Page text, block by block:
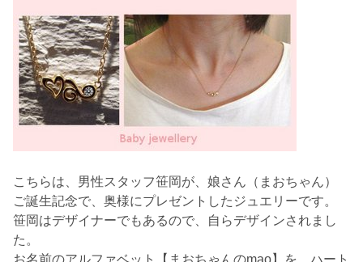
こちらは、男性スタッフ笹岡が、娘さん（まおちゃん）
ご誕生記念で、奥様にプレゼントしたジュエリーです。
笹岡はデザイナーでもあるので、自らデザインされまし
た。
お名前のアルファベット【まおちゃんのmao】を、ハート